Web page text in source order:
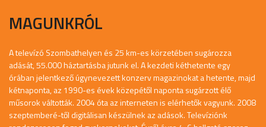
MAGUNKRÓL
A televízó Szombathelyen és 25 km-es körzetében sugározza
adását, 55.000 háztartásba jutunk el. A kezdeti kéthetente egy
órában jelentkező úgynevezett konzerv magazinokat a hetente, majd
kétnaponta, az 1990-es évek közepétől naponta sugárzott élő
műsorok váltották. 2004 óta az interneten is elérhetők vagyunk. 2008
szeptemberé-től digitálisan készülnek az adások. Televíziónk